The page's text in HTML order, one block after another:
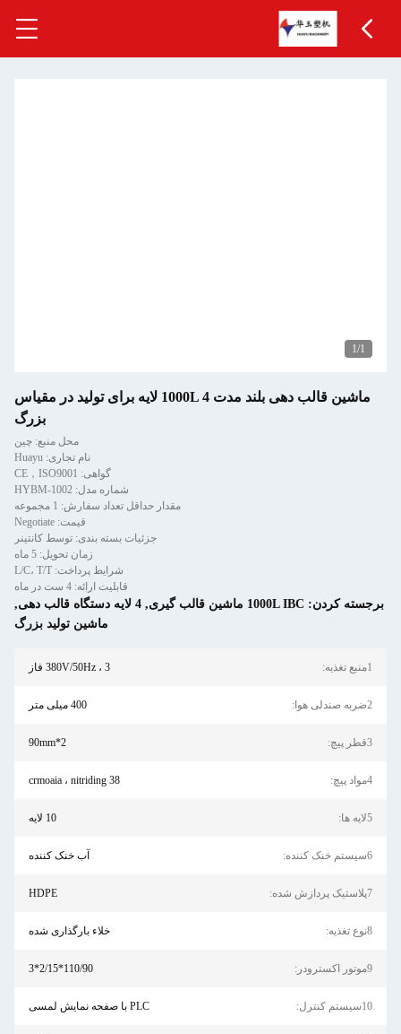
1/1
ماشین قالب دهی بلند مدت 1000L 4 لایه برای تولید در مقیاس
بزرگ
محل منبع: چین
نام تجاری: Huayu
گواهی: CE，ISO9001
شماره مدل: HYBM-1002
مقدار حداقل تعداد سفارش: 1 مجموعه
قیمت: Negotiate
جزئیات بسته بندی: توسط کانتینر
زمان تحویل: 5 ماه
شرایط پرداخت: L/C، T/T
قابلیت ارائه: 4 ست در ماه
برجسته کردن: 1000L IBC ماشین قالب گیری , 4 لایه دستگاه قالب دهی
,
ماشین تولید بزرگ
1منبع تغذیه: 380V/50Hz ، 3 فاز
2ضربه صندلی هوا: 400 میلی متر
3قطر پیچ: 90mm*2
4مواد پیچ: 38 crmoaia ، nitriding
5لایه ها: 10 لایه
6سیستم خنک کننده: آب خنک کننده
7پلاستیک پردازش شده: HDPE
8نوع تغذیه: خلاء بارگذاری شده
9موتور اکسترودر: 110/90*2/15*3
10سیستم کنترل: PLC با صفحه نمایش لمسی